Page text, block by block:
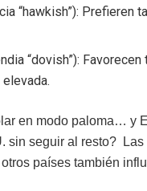
“hawkish”): Prefieren
“dovish”):
en modo paloma… y
sin seguir al resto?
países también